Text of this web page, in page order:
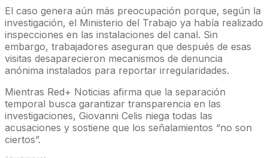
El caso genera aún más preocupación porque, según la
investigación, el Ministerio del Trabajo ya había realizado
inspecciones en las instalaciones del canal. Sin
embargo, trabajadores aseguran que después de esas
visitas desaparecieron mecanismos de denuncia
anónima instalados para reportar irregularidades.
Mientras Red+ Noticias afirma que la separación
temporal busca garantizar transparencia en las
investigaciones, Giovanni Celis niega todas las
acusaciones y sostiene que los señalamientos “no son
ciertos”.